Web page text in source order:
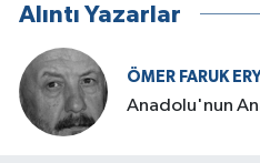
Alıntı Yazarlar
ÖMER FARUK
Anadolu'nun